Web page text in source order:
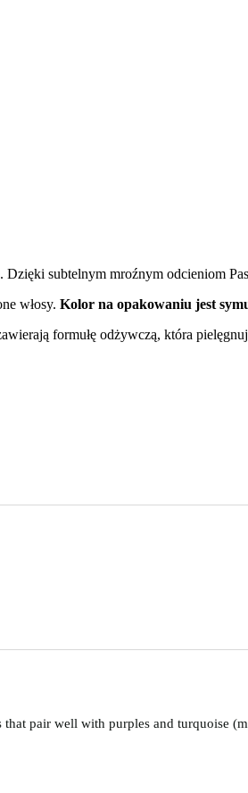
subtelnym mroźnym odcieniom
włosy. Kolor na opakowaniu jest
formułę odżywczą, która
pair well with purples and turquoise